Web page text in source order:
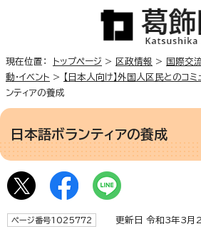
現在位置： トップページ > 区政情報 > 国際交
動・イベント > 【日本人向け】外国人区民とのコミ
ンティアの養成
日本語ボランティアの養成
ページ番号1025772 更新日 令和3年3月